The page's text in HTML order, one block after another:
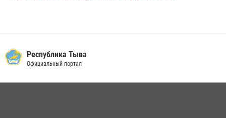
Спортсмены Росгвардии стали победителями и призерами
Чемпионата по лёгкой атлетике Наадым-2026
Республика Тыва
Официальный портал